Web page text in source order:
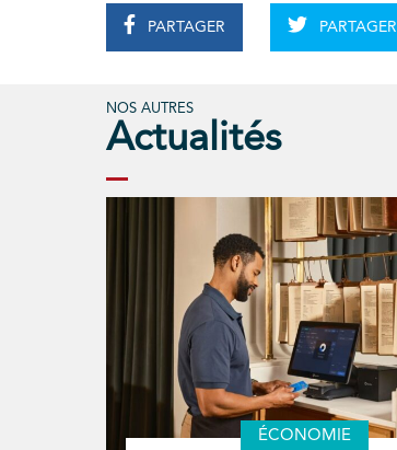
PARTAGER PARTAGER
NOS AUTRES
Actualités
ÉCONOMIE